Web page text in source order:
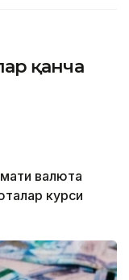
қанча
валюта
курси